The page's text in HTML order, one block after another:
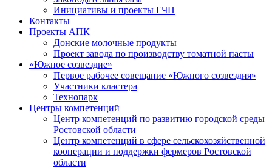
Инициативы и проекты ГЧП
Контакты
Проекты АПК
Донские молочные продукты
Проект завода по производству томатной пасты
«Южное созвездие»
Первое рабочее совещание «Южного созвездия»
Участники кластера
Технопарк
Центры компетенций
Центр компетенций по развитию городской среды
Ростовской области
Центр компетенций в сфере сельскохозяйственной
кооперации и поддержки фермеров Ростовской
области